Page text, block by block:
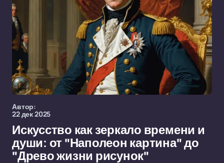
Автор:
22 дек 2025
Искусство как зеркало времени и
души: от "Наполеон картина" до
"Древо жизни рисунок"